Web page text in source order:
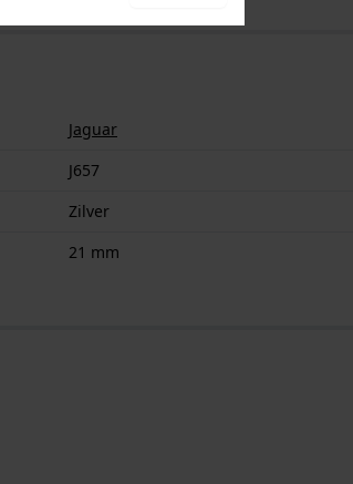
Jaguar
J657
Zilver
21 mm